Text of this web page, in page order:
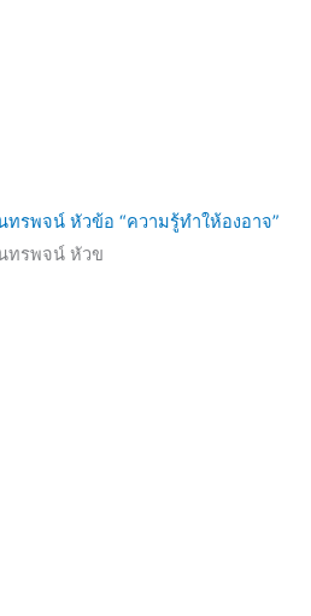
ทรพจน์ หัวข้อ “ความรู้ทำให้องอาจ”
ทรพจน์ หัวข